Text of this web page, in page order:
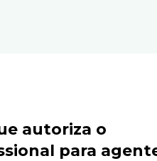
autoriza o
para